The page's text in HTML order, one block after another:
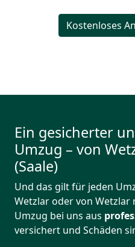
Kostenloses
Ein gesicherter
Umzug – von
(Saale)
Und das gilt für jeden
Wetzlar oder von Wetzlar
Umzug bei uns aus
versichert und Schäden